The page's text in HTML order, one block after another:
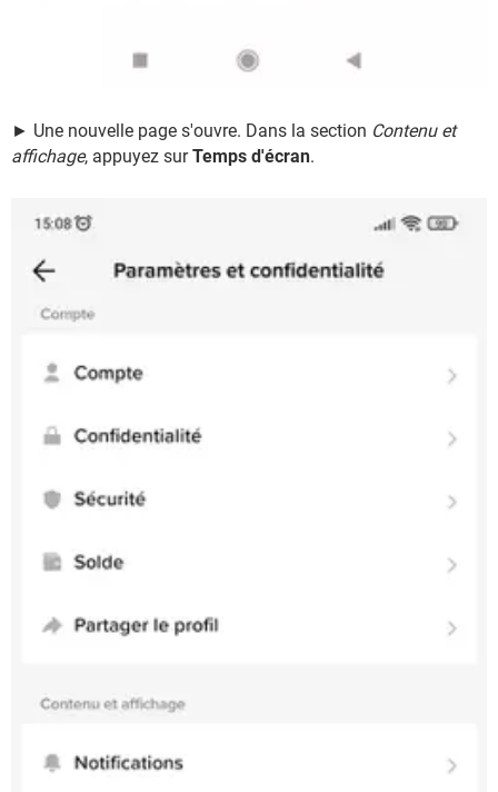
► Une nouvelle page s'ouvre. Dans la section Contenu et
affichage, appuyez surTemps d'écran.